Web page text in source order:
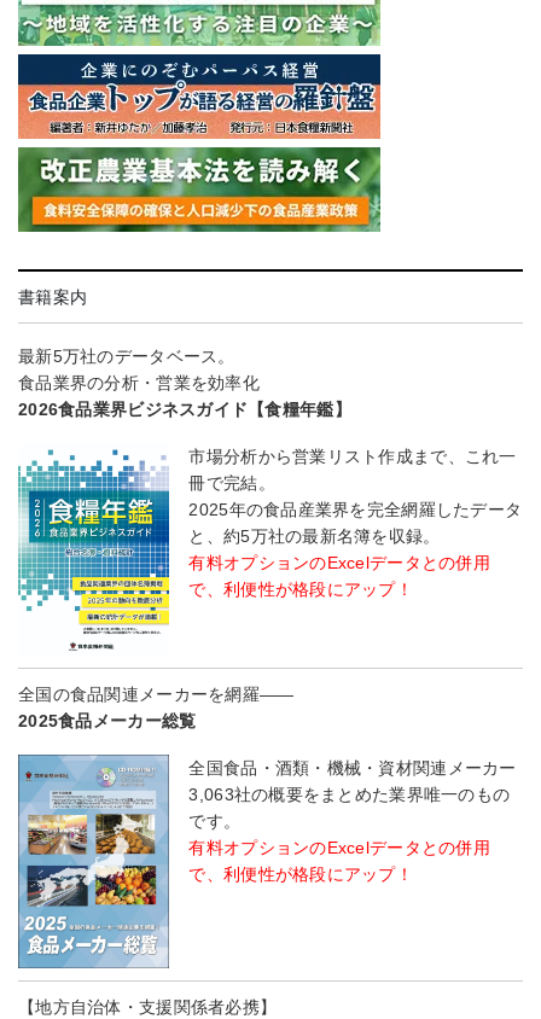
書籍案内
最新5万社のデータベース。
食品業界の分析・営業を効率化
2026食品業界ビジネスガイド【食糧年鑑】
市場分析から営業リスト作成まで、これ一
冊で完結。
2025年の食品産業界を完全網羅したデータ
と、約5万社の最新名簿を収録。
有料オプションのExcelデータとの併用
で、利便性が格段にアップ！
全国の食品関連メーカーを網羅――
2025食品メーカー総覧
全国食品・酒類・機械・資材関連メーカー
3,063社の概要をまとめた業界唯一のもの
です。
有料オプションのExcelデータとの併用
で、利便性が格段にアップ！
【地方自治体・支援関係者必携】